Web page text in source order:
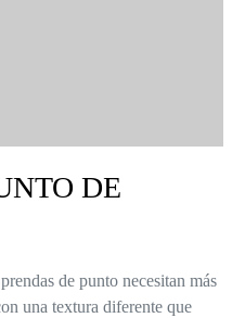
DE
de punto necesitan más
una textura diferente que